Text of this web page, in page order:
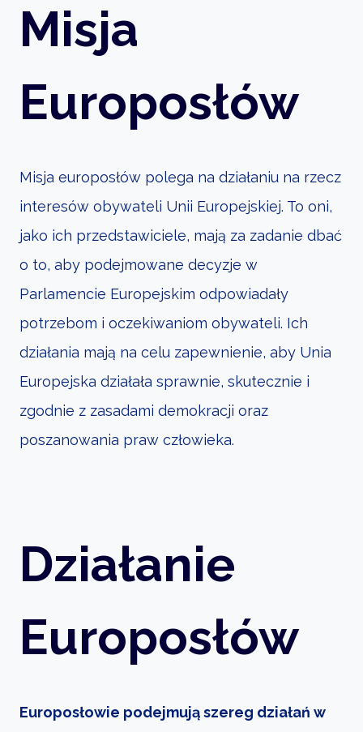
Misja
Europosłów
Misja europosłów polega na działaniu na rzecz
interesów obywateli Unii Europejskiej. To oni,
jako ich przedstawiciele, mają za zadanie dbać
o to, aby podejmowane decyzje w
Parlamencie Europejskim odpowiadały
potrzebom i oczekiwaniom obywateli. Ich
działania mają na celu zapewnienie, aby Unia
Europejska działała sprawnie, skutecznie i
zgodnie z zasadami demokracji oraz
poszanowania praw człowieka.
Działanie
Europosłów
Europosłowie podejmują szereg działań w